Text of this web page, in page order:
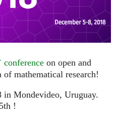
conference on open and
mathematical research!
in Mondevideo, Uruguay.
!